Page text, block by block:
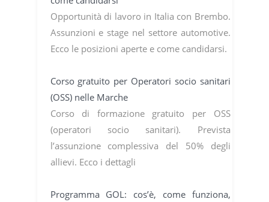
Opportunità di lavoro in Italia con Brembo.
Assunzioni e stage nel settore automotive.
Ecco le posizioni aperte e come candidarsi.
Corso gratuito per Operatori socio sanitari
(OSS) nelle Marche
Corso di formazione gratuito per OSS
(operatori socio sanitari). Prevista
l’assunzione complessiva del 50% degli
allievi. Ecco i dettagli
Programma GOL: cos’è, come funziona,